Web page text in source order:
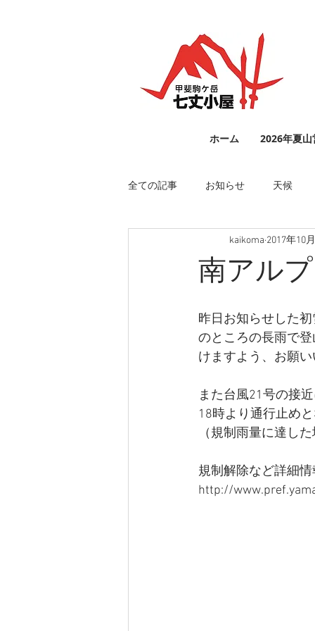
ホーム 2026年夏山
全ての記事 お知らせ 天候
南アル
kaikoma 2017年10
昨日お知らせした
のところの長雨で
けますよう、お願
また台風21号の接
18時より通行止め
（規制雨量に達し
規制解除など詳細
http://